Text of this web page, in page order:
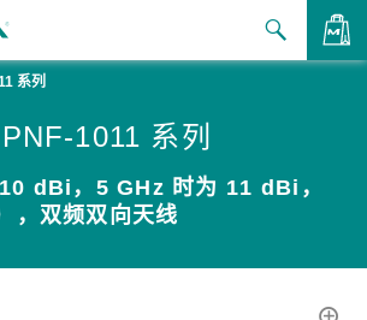
系列
1011 系列
dBi，5 GHz 时为 11 dBi，
，双频双向天线